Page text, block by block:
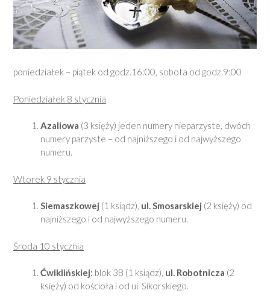
poniedziałek – piątek od godz.16:00, sobota od godz.9:00
Poniedziałek 8 stycznia
Azaliowa (3 księży) jeden numery nieparzyste, dwóch
numery parzyste – od najniższego i od najwyższego
numeru.
Wtorek 9 stycznia
Siemaszkowej (1 ksiądz), ul. Smosarskiej (2 księży) od
najniższego i od najwyższego numeru.
Środa 10 stycznia
Ćwiklińskiej: blok 3B (1 ksiądz), ul. Robotnicza (2
księży) od kościoła i od ul. Sikorskiego.